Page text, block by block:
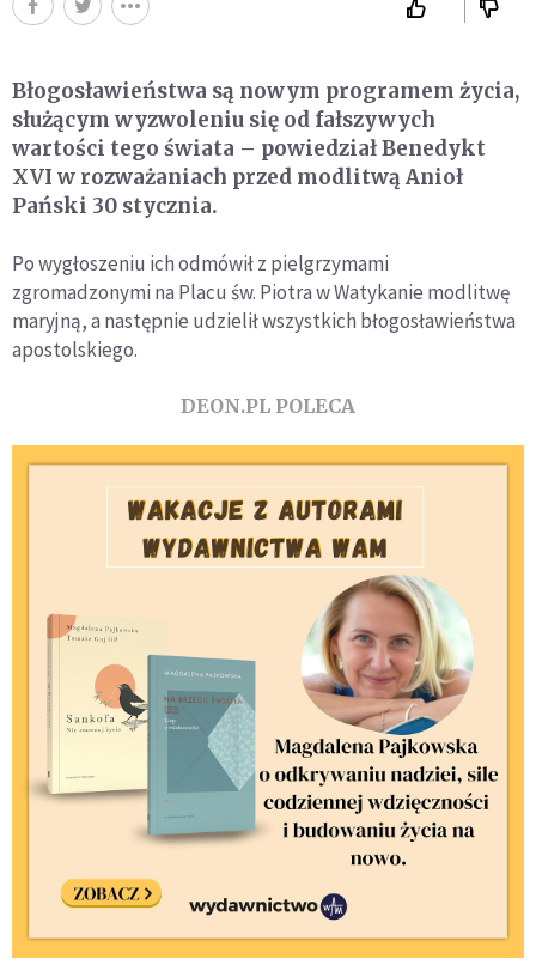
Błogosławieństwa są nowym programem życia,
służącym wyzwoleniu się od fałszywych
wartości tego świata – powiedział Benedykt
XVI w rozważaniach przed modlitwą Anioł
Pański 30 stycznia.
Po wygłoszeniu ich odmówił z pielgrzymami
zgromadzonymi na Placu św. Piotra w Watykanie modlitwę
maryjną, a następnie udzielił wszystkich błogosławieństwa
apostolskiego.
DEON.PL POLECA